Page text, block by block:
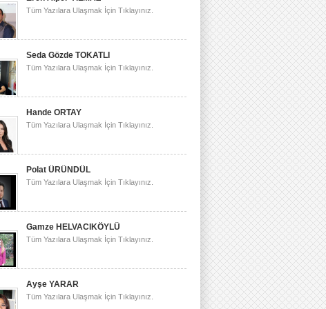
Tüm Yazılara Ulaşmak İçin Tıklayınız.
Seda Gözde TOKATLI
Tüm Yazılara Ulaşmak İçin Tıklayınız.
Hande ORTAY
Tüm Yazılara Ulaşmak İçin Tıklayınız.
Polat ÜRÜNDÜL
Tüm Yazılara Ulaşmak İçin Tıklayınız.
Gamze HELVACIKÖYLÜ
Tüm Yazılara Ulaşmak İçin Tıklayınız.
Ayşe YARAR
Tüm Yazılara Ulaşmak İçin Tıklayınız.